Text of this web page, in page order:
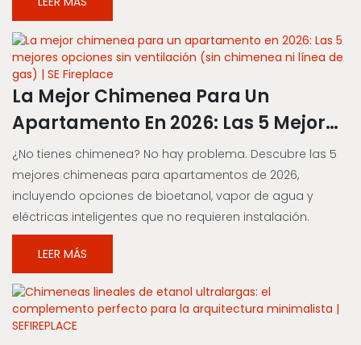
La Mejor Chimenea Para Un
Apartamento En 2026: Las 5 Mejores
Opciones Sin Ventilación (sin
Chimenea Ni Línea De Gas) | SE
Fireplace
¿No tienes chimenea? No hay problema. Descubre las 5
mejores chimeneas para apartamentos de 2026,
incluyendo opciones de bioetanol, vapor de agua y
eléctricas inteligentes que no requieren instalación.
LEER MÁS